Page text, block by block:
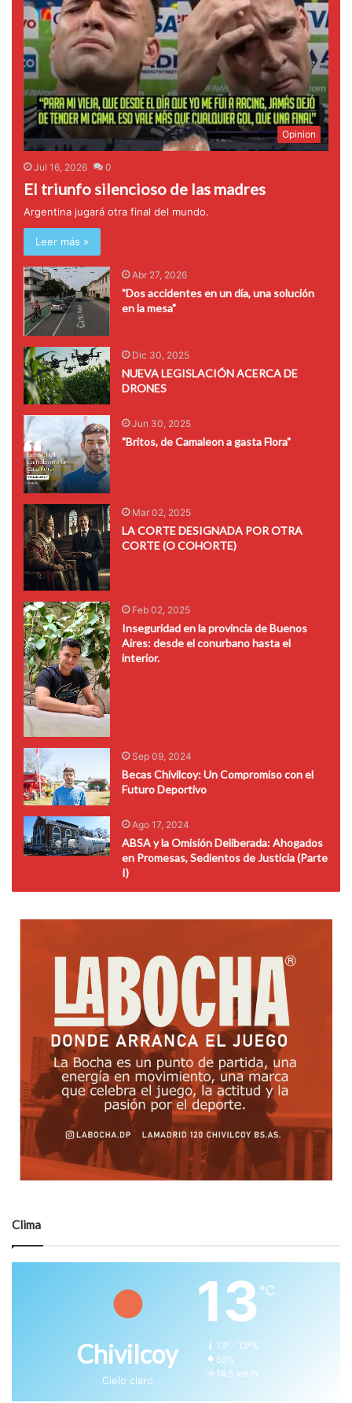
Opinion
Jul 16, 2026 0
El triunfo silencioso de las madres
Argentina jugará otra final del mundo.
Leer más »
Abr 27, 2026
"Dos accidentes en un día, una solución
en la mesa"
Dic 30, 2025
NUEVA LEGISLACIÓN ACERCA DE
DRONES
Jun 30, 2025
"Britos, de Camaleon a gasta Flora"
Mar 02, 2025
LA CORTE DESIGNADA POR OTRA
CORTE (O COHORTE)
Feb 02, 2025
Inseguridad en la provincia de Buenos
Aires: desde el conurbano hasta el
interior.
Sep 09, 2024
Becas Chivilcoy: Un Compromiso con el
Futuro Deportivo
Ago 17, 2024
ABSA y la Omisión Deliberada: Ahogados
en Promesas, Sedientos de Justicia (Parte
I)
Clima
Chivilcoy
Cielo claro
13 ℃
13º - 13º%
50%
14.5 km/h